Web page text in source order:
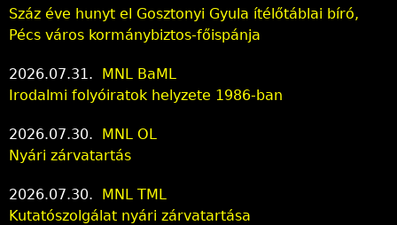
Száz éve hunyt el Gosztonyi Gyula ítélőtáblai bíró,
Pécs város kormánybiztos-főispánja
2026.07.31.
MNL BaML
Irodalmi folyóiratok helyzete 1986-ban
2026.07.30.
MNL OL
Nyári zárvatartás
2026.07.30.
MNL TML
Kutatószolgálat nyári zárvatartása